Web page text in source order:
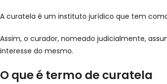
A curatela é um instituto jurídico que tem
Assim, o curador, nomeado judicialmente,
interesse do mesmo.
O que é termo de curatela